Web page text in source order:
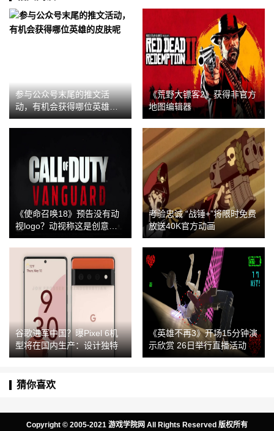
参与公众号末尾的推文活
动，有机会获得哪位英雄的
皮肤呢
《荒野大镖客2》获得非官方
地图编辑器
《使命召唤18》预告没有动
视logo？动视称这是创意之
举
考验忠诚 “战锤+”将限时免费
放送40K官方动画
谷歌进军中国？曝Pixel 6机
型将在国内生产：设计独特
《英雄不再3》开场15分钟演
示欣赏 26日举行直播活动
猜你喜欢
Copyright © 2005-2021 游戏学院网 All Rights Reserved 版权所有